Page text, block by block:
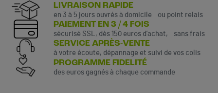
LIVRAISON RAPIDE
en 3 à 5 jours ouvrés à domicile ou point relais
PAIEMENT EN 3 / 4 FOIS
sécurisé SSL, dès 150 euros d’achat, sans frais
SERVICE APRÈS-VENTE
à votre écoute, dépannage et suivi de vos colis
PROGRAMME FIDELITÉ
des euros gagnés à chaque commande